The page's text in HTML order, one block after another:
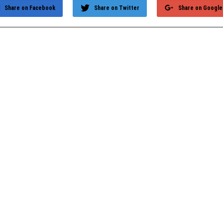
Share on
Share on Twitter
Share on Facebook